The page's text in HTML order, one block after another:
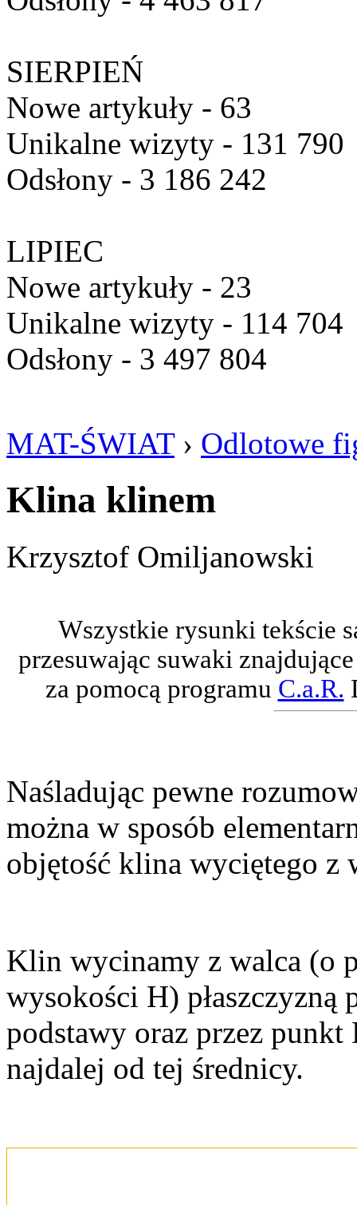
SIERPIEŃ
Nowe artykuły - 63
Unikalne wizyty - 131 790
Odsłony - 3 186 242
LIPIEC
Nowe artykuły - 23
Unikalne wizyty - 114 704
Odsłony - 3 497 804
MAT-ŚWIAT› Odlotowe
Klina klinem
Krzysztof Omiljanowski
Wszystkie rysunki tekście
przesuwając suwaki
za pomocą programu C.a.R.
Naśladując pewne
można w sposób
objętość klina wyciętego z
Klin wycinamy z walca (o
wysokości H) płaszczyzną
podstawy oraz przez
najdalej od tej średnicy.